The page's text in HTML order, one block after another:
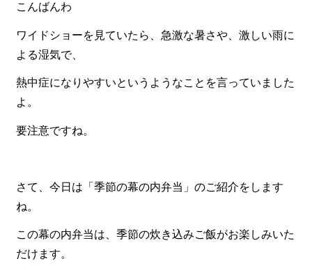
1,000~1,999円
2,000~2,999円
3,000~3999円
4,000~7999円
お魚メイン弁当
こんばんわ
ワイドショーを見ていたら、急激な暑さや、激しい雨に
よる湿気で、
熱中症になりやすいというようなことを言っていました
よ。
要注意ですね。
さて、今日は「季節の幕の内弁当」のご紹介をします
ね。
この幕の内弁当は、季節の炊き込みご飯がお楽しみいた
だけます。